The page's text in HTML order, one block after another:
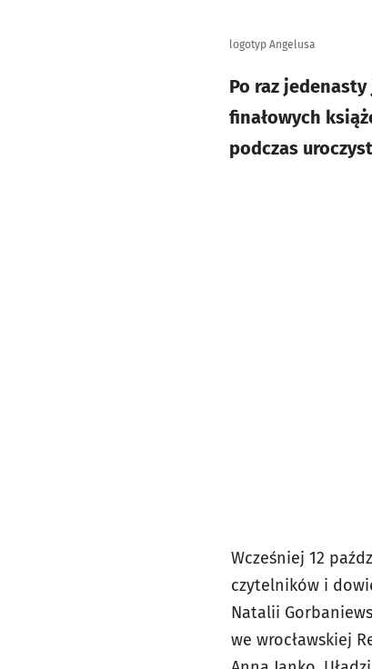
logotyp Angelusa
Po raz
finałowych
podczas
Wcześniej 12
czytelników i
Natalii
we wrocławskiej